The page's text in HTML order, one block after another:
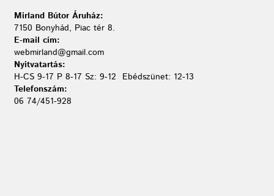
Mirland Bútor Áruház:
7150 Bonyhád, Piac tér 8.
E-mail cím:
webmirland@gmail.com
Nyitvatartás:
H-CS 9-17 P 8-17 Sz: 9-12 Ebédszünet: 12-13
Telefonszám:
06 74/451-928